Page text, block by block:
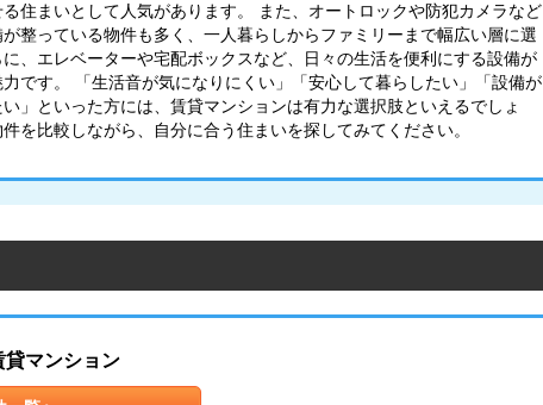
る住まいとして人気があります。 また、オートロックや防犯カメラなど
整っている物件も多く、一人暮らしからファミリーまで幅広い層に選
、エレベーターや宅配ボックスなど、日々の生活を便利にする設備が
です。 「生活音が気になりにくい」「安心して暮らしたい」「設備が
」といった方には、賃貸マンションは有力な選択肢といえるでしょ
を比較しながら、自分に合う住まいを探してみてください。
貸マンション